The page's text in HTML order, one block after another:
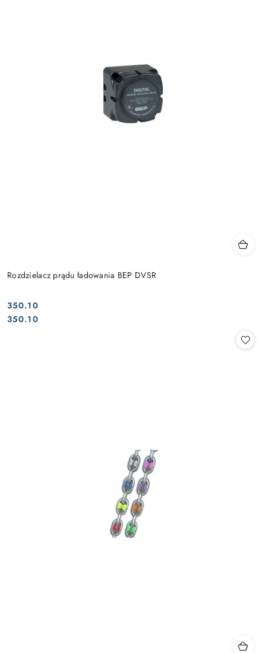
Rozdzielacz prądu ładowania BEP DVSR
Cena:
350.10
Cena:
350.10